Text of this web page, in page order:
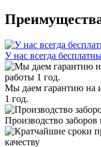
У нас всегда
Мы даем гарантию на
1 год.
Производство